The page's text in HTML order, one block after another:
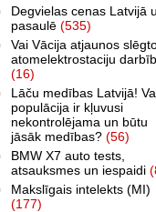
Degvielas cenas Latvijā
pasaulē (535)
Vai Vācija atjaunos
atomelektrostaciju
(16)
Lāču medības Latvijā!
populācija ir kļuvusi
nekontrolējama un būtu
jāsāk medības? (56)
BMW X7 auto tests,
atsauksmes un iespaidi
Makslīgais intelekts (MI)
(177)